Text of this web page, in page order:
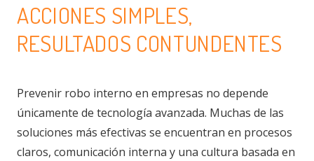
ACCIONES SIMPLES,
RESULTADOS CONTUNDENTES
Prevenir robo interno en empresas no depende
únicamente de tecnología avanzada. Muchas de las
soluciones más efectivas se encuentran en procesos
claros, comunicación interna y una cultura basada en